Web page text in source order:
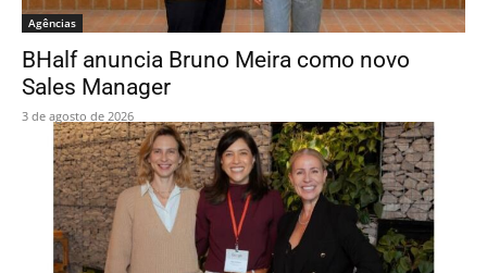
Agências
BHalf anuncia Bruno Meira como novo
Sales Manager
3 de agosto de 2026